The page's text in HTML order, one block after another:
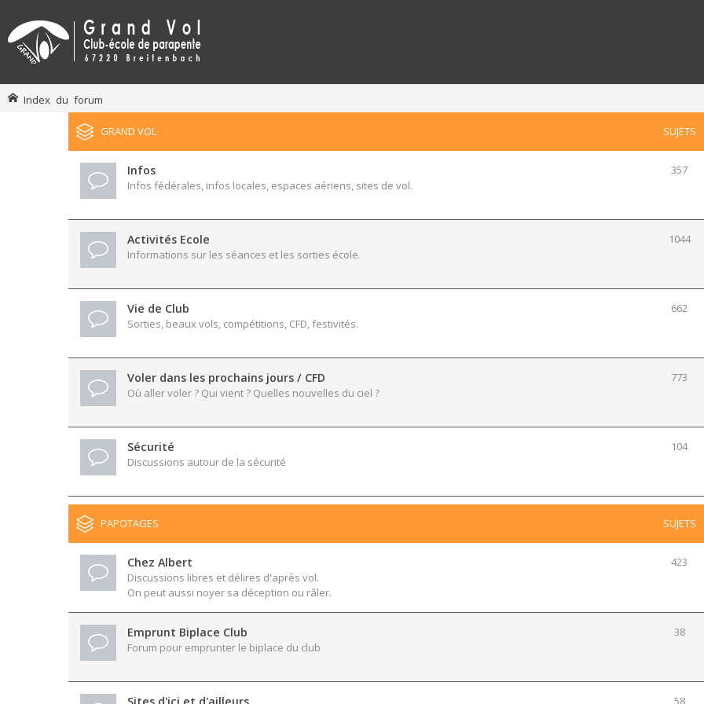
Index du forum
GRAND VOL SUJETS
Infos
Infos fédérales, infos locales, espaces aériens, sites de vol.
357
Activités Ecole
Informations sur les séances et les sorties école.
1044
Vie de Club
Sorties, beaux vols, compétitions, CFD, festivités.
662
Voler dans les prochains jours / CFD
Où aller voler ? Qui vient ? Quelles nouvelles du ciel ?
773
Sécurité
Discussions autour de la sécurité
104
PAPOTAGES SUJETS
Chez Albert
Discussions libres et délires d'après vol.
On peut aussi noyer sa déception ou râler.
423
Emprunt Biplace Club
Forum pour emprunter le biplace du club
38
58